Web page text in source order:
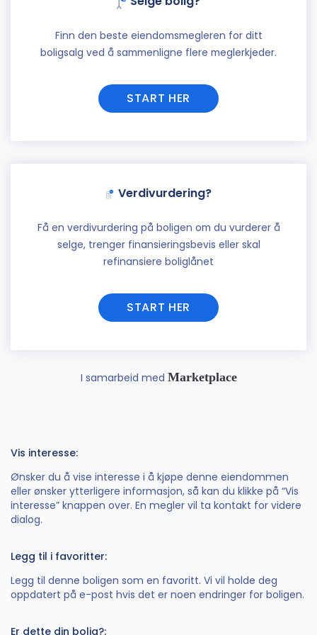
Finn den beste eiendomsmegleren for ditt
boligsalg ved å sammenligne flere meglerkjeder.
START HER
Verdivurdering?
Få en verdivurdering på boligen om du vurderer å
selge, trenger finansieringsbevis eller skal
refinansiere boliglånet
START HER
I samarbeid med Marketplace
Vis interesse:
Ønsker du å vise interesse i å kjøpe denne eiendommen
eller ønsker ytterligere informasjon, så kan du klikke på “Vis
interesse” knappen over. En megler vil ta kontakt for videre
dialog.
Legg til i favoritter:
Legg til denne boligen som en favoritt. Vi vil holde deg
oppdatert på e-post hvis det er noen endringer for boligen.
Er dette din bolig?: